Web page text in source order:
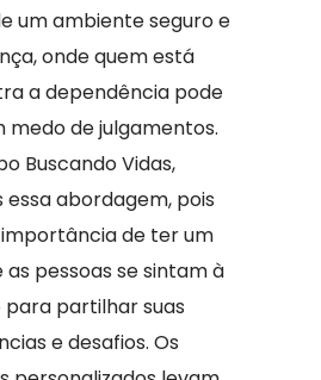
um ambiente seguro e
onde quem está
a dependência pode
medo de julgamentos.
Buscando Vidas,
essa abordagem, pois
de ter um
pessoas se sintam à
partilhar suas
e desafios. Os